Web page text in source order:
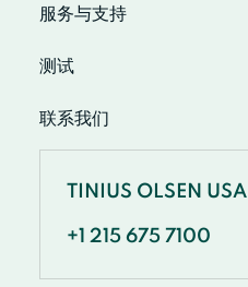
服务与支持
测试
联系我们
TINIUS OLSEN USA
+1 215 675 7100